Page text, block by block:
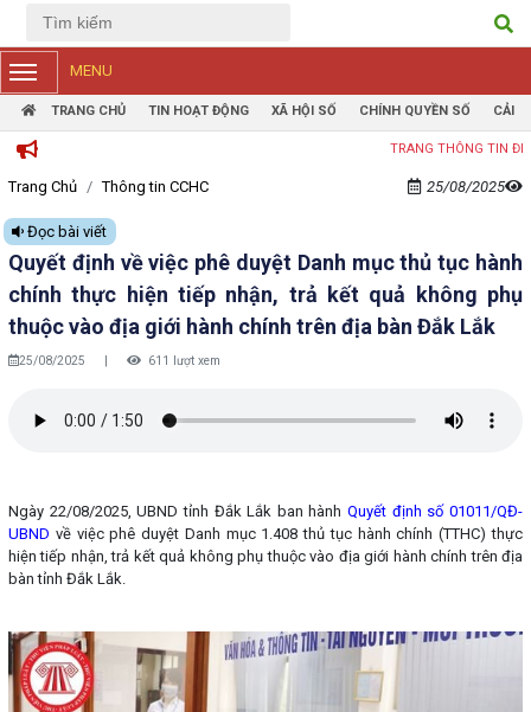
MENU
TRANG CHỦ TIN HOẠT ĐỘNG XÃ HỘI SỐ CHÍNH QUYỀN SỐ CẢI
TRANG THÔNG TIN ĐIỆN TỬ
Trang Chủ Thông tin CCHC 25/08/2025
Đọc bài viết
Quyết định về việc phê duyệt Danh mục thủ tục hành
chính thực hiện tiếp nhận, trả kết quả không phụ
thuộc vào địa giới hành chính trên địa bàn Đắk Lắk
25/08/2025 611 lượt xem
Ngày 22/08/2025, UBND tỉnh Đắk Lắk ban hànhQuyết định số 01011/QĐ-
UBND về việc phê duyệt Danh mục 1.408 thủ tục hành chính (TTHC) thực
hiện tiếp nhận, trả kết quả không phụ thuộc vào địa giới hành chính trên địa
bàn tỉnh Đắk Lắk.